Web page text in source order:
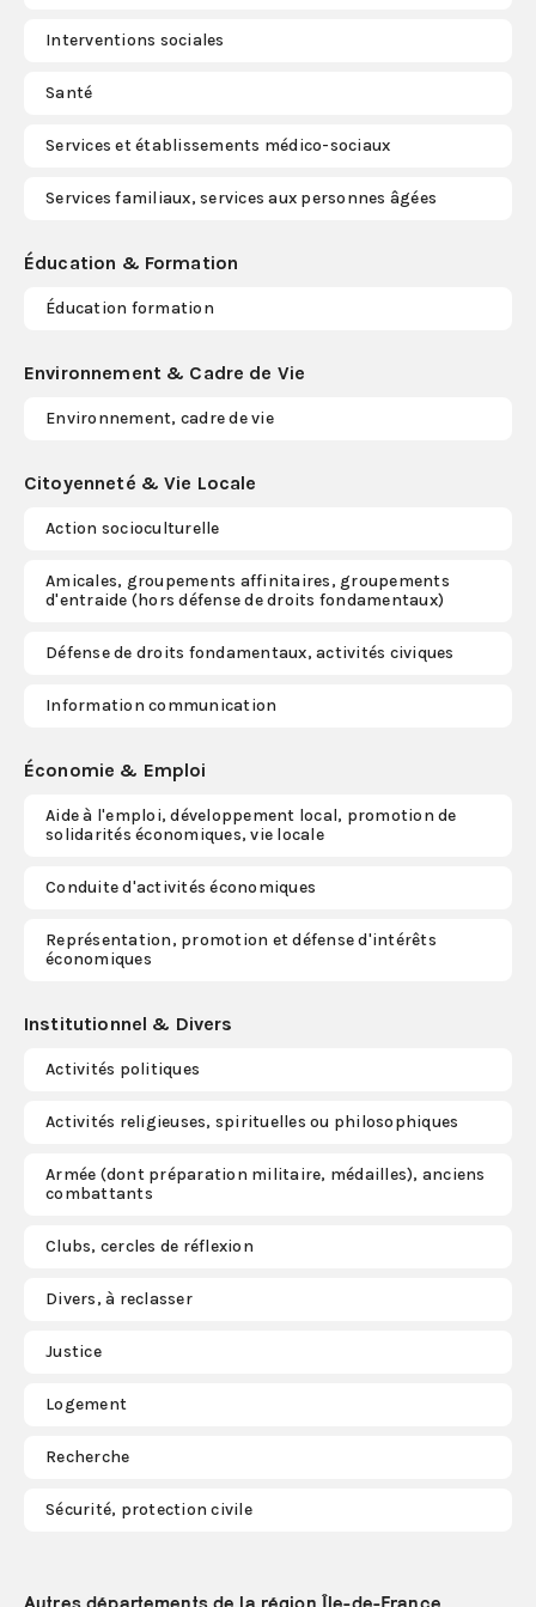
Interventions sociales
Santé
Services et établissements médico-sociaux
Services familiaux, services aux personnes âgées
Éducation & Formation
Éducation formation
Environnement & Cadre de Vie
Environnement, cadre de vie
Citoyenneté & Vie Locale
Action socioculturelle
Amicales, groupements affinitaires, groupements
d'entraide (hors défense de droits fondamentaux)
Défense de droits fondamentaux, activités civiques
Information communication
Économie & Emploi
Aide à l'emploi, développement local, promotion de
solidarités économiques, vie locale
Conduite d'activités économiques
Représentation, promotion et défense d'intérêts
économiques
Institutionnel & Divers
Activités politiques
Activités religieuses, spirituelles ou philosophiques
Armée (dont préparation militaire, médailles), anciens
combattants
Clubs, cercles de réflexion
Divers, à reclasser
Justice
Logement
Recherche
Sécurité, protection civile
Autres départements de la région Île-de-France